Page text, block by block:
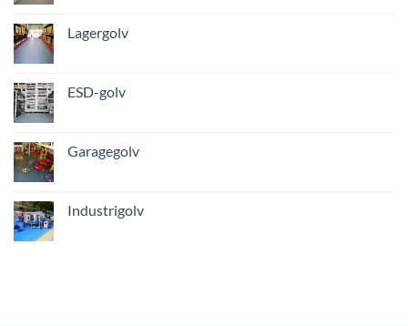
Lagergolv
ESD-golv
Garagegolv
Industrigolv